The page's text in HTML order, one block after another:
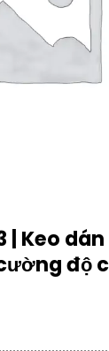
| Keo
độ